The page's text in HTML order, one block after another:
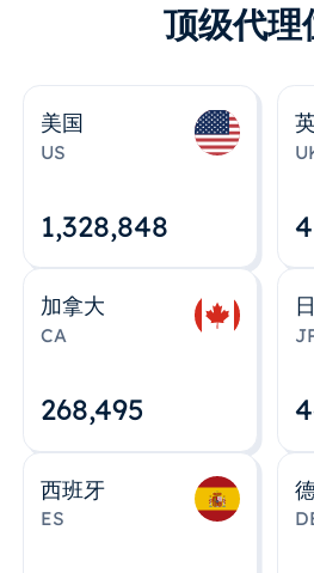
顶级代理
美国
US
1,328,848
加拿大
CA
268,495
西班牙
ES